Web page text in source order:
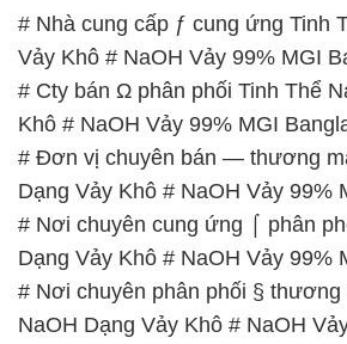
# Nhà cung cấp ƒ cung ứng Tinh
Vảy Khô # NaOH Vảy 99% MGI
# Cty bán Ω phân phối Tinh Thể
Khô # NaOH Vảy 99% MGI
# Đơn vị chuyên bán — thương
Dạng Vảy Khô # NaOH Vảy 99%
# Nơi chuyên cung ứng ⌠ phân
Dạng Vảy Khô # NaOH Vảy 99%
# Nơi chuyên phân phối § thương
NaOH Dạng Vảy Khô # NaOH